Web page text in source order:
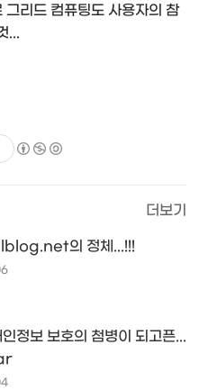
리드 컴퓨팅도 사용자의 참
...
더보기
의 정체...!!!
정보 보호의 첨병이 되고픈...